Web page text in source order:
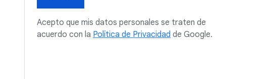
Acepto que mis datos personales se traten de
acuerdo con la Política de Privacidad de Google.